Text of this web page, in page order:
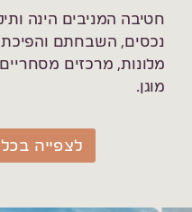
חטיבה המניבים הינה
נכסים, השבחתם
מלונות, מרכזים
מוגן.
לצפייה